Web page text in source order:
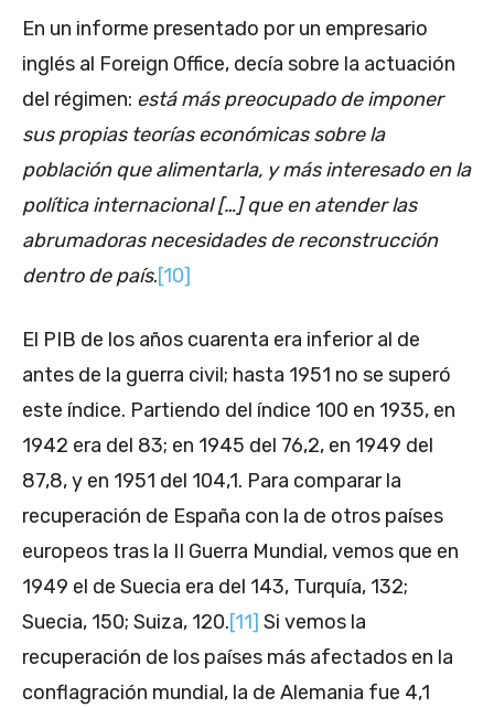
En un informe presentado por un empresario
inglés al Foreign Office, decía sobre la actuación
del régimen: está más preocupado de imponer
sus propias teorías económicas sobre la
población que alimentarla, y más interesado en la
política internacional […] que en atender las
abrumadoras necesidades de reconstrucción
dentro de país.[10]
El PIB de los años cuarenta era inferior al de
antes de la guerra civil; hasta 1951 no se superó
este índice. Partiendo del índice 100 en 1935, en
1942 era del 83; en 1945 del 76,2, en 1949 del
87,8, y en 1951 del 104,1. Para comparar la
recuperación de España con la de otros países
europeos tras la II Guerra Mundial, vemos que en
1949 el de Suecia era del 143, Turquía, 132;
Suecia, 150; Suiza, 120.[11] Si vemos la
recuperación de los países más afectados en la
conflagración mundial, la de Alemania fue 4,1